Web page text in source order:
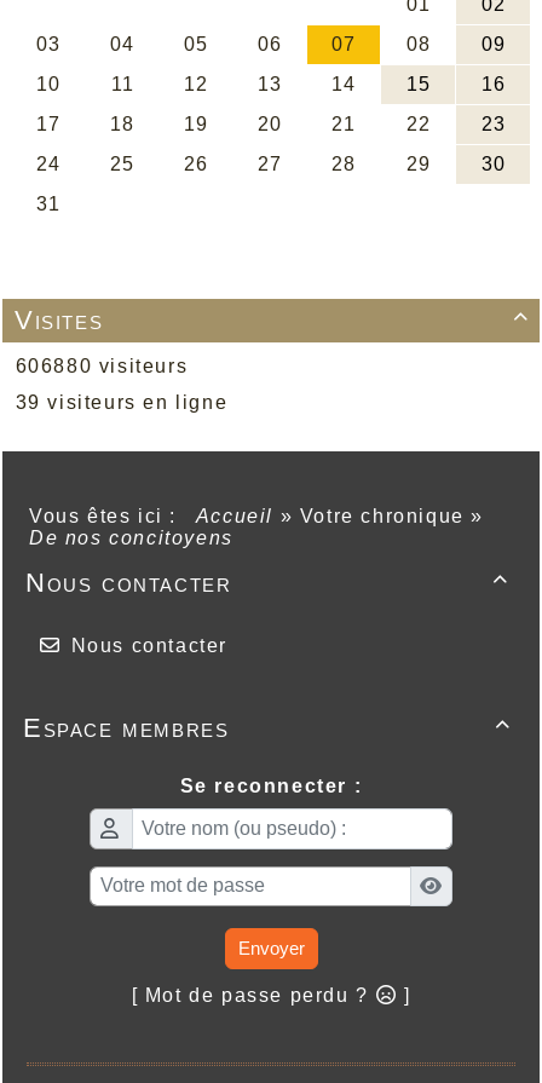

Visites
606880 visiteurs
39 visiteurs en ligne
Vous êtes ici : Accueil » Votre chronique »
De nos concitoyens

Nous contacter
Nous contacter

Espace membres
Se reconnecter :
Envoyer
[ Mot de passe perdu ? ]